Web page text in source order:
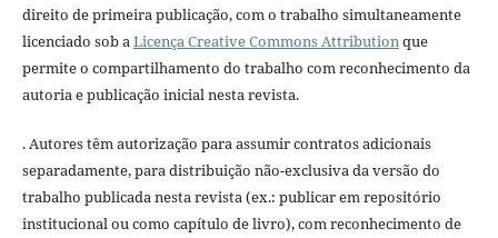
direito de primeira publicação, com o trabalho simultaneamente
licenciado sob aLicença Creative Commons Attributionque
permite o compartilhamento do trabalho com reconhecimento da
autoria e publicação inicial nesta revista.
. Autores têm autorização para assumir contratos adicionais
separadamente, para distribuição não-exclusiva da versão do
trabalho publicada nesta revista (ex.: publicar em repositório
institucional ou como capítulo de livro), com reconhecimento de